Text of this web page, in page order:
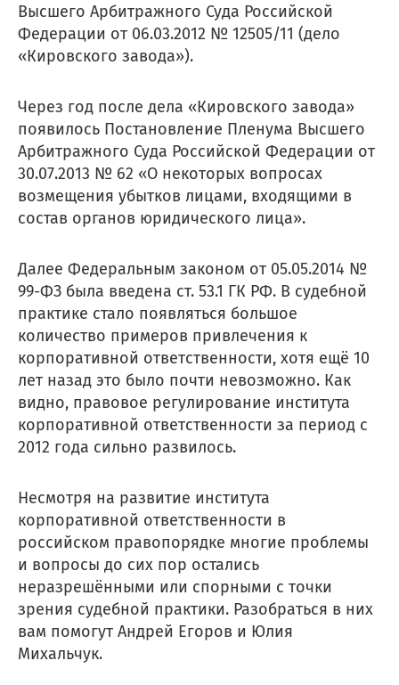
Высшего Арбитражного Суда Российской
Федерации от 06.03.2012 № 12505/11 (дело
«Кировского завода»).
Через год после дела «Кировского завода»
появилось Постановление Пленума Высшего
Арбитражного Суда Российской Федерации от
30.07.2013 № 62 «О некоторых вопросах
возмещения убытков лицами, входящими в
состав органов юридического лица».
Далее Федеральным законом от 05.05.2014 №
99-ФЗ была введена ст. 53.1 ГК РФ. В судебной
практике стало появляться большое
количество примеров привлечения к
корпоративной ответственности, хотя ещё 10
лет назад это было почти невозможно. Как
видно, правовое регулирование института
корпоративной ответственности за период с
2012 года сильно развилось.
Несмотря на развитие института
корпоративной ответственности в
российском правопорядке многие проблемы
и вопросы до сих пор остались
неразрешёнными или спорными с точки
зрения судебной практики. Разобраться в них
вам помогут Андрей Егоров и Юлия
Михальчук.